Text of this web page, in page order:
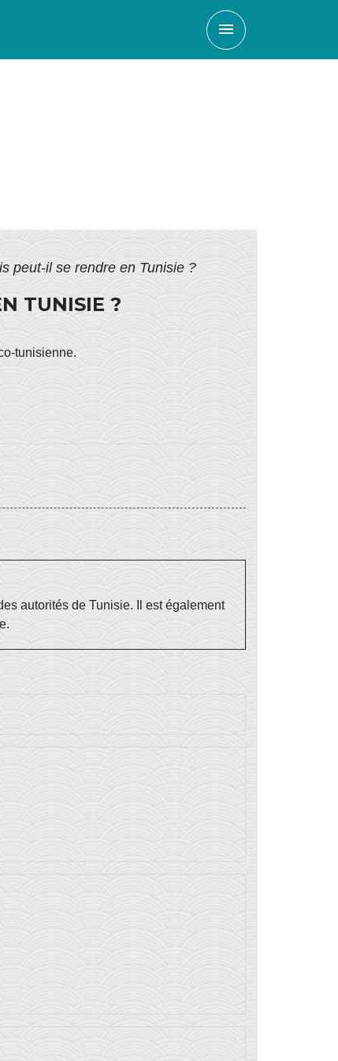
menu
peut-il se rendre en Tunisie ?
TUNISIE ?
tunisienne.
autorités de Tunisie. Il est également